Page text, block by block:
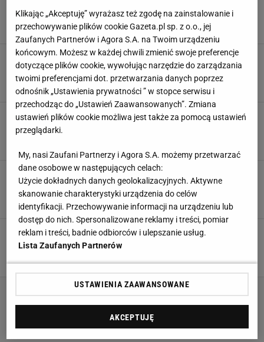
Zapamięta to na zawsze
Marcin Jaz,7 LUTEGO 2026, 18:15
45 minut wystarczyło. Tak Hiszpanie nazwali
Lewandowskiego, po tym co zrobił
Błażej Winter, 7 LUTEGO 2026, 17:19
Wszystkie oczy na Lewandowskiego! Polak
Lewandowski przełamuje się w lidze! Barcelona
rozbiła rywala [ZAPIS RELACJI]
Marcin Jaz, 7 LUTEGO 2026, 15:32
Barcelona wywołała rywala Lewandowskiego.
Oto odpowiedź. Krótko o Polaku
Paweł Żurek,7 LUTEGO 2026, 10:14
Klikając „Akceptuję” wyrażasz też zgodę na zainstalowanie i
przechowywanie plików cookie Gazeta.pl sp. z o.o., jej
Zaufanych Partnerów i Agora S.A. na Twoim urządzeniu
końcowym. Możesz w każdej chwili zmienić swoje preferencje
dotyczące plików cookie, wywołując narzędzie do zarządzania
twoimi preferencjami dot. przetwarzania danych poprzez
odnośnik „Ustawienia prywatności ” w stopce serwisu i
przechodząc do „Ustawień Zaawansowanych”. Zmiana
ustawień plików cookie możliwa jest także za pomocą ustawień
przeglądarki.
My, nasi Zaufani Partnerzy i Agora S.A. możemy przetwarzać
dane osobowe w następujących celach:
Użycie dokładnych danych geolokalizacyjnych. Aktywne
skanowanie charakterystyki urządzenia do celów
identyfikacji. Przechowywanie informacji na urządzeniu lub
dostęp do nich. Spersonalizowane reklamy i treści, pomiar
reklam i treści, badnie odbiorców i ulepszanie usług.
Lista Zaufanych Partnerów
USTAWIENIA ZAAWANSOWANE
AKCEPTUJĘ